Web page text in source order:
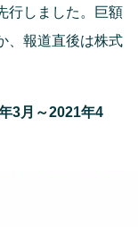
行しました。巨額
、報道直後は株式
3月～2021年4